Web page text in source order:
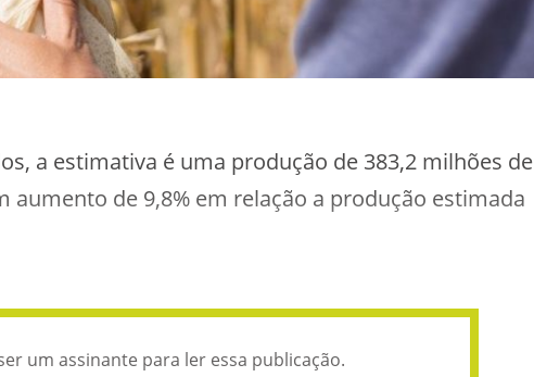
a estimativa é uma produção de 383,2 milhões de
aumento de 9,8% em relação a produção estimada
um assinante para ler essa publicação.